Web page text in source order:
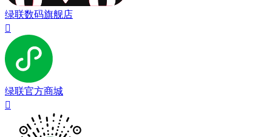
绿联数码旗舰店

绿联官方商城
